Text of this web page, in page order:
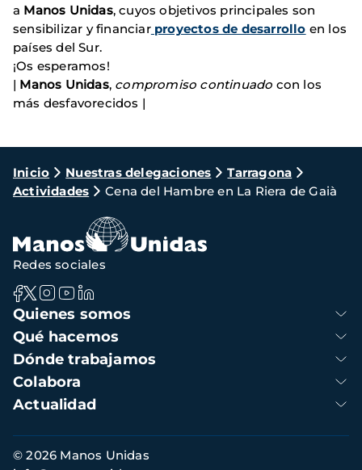
a Manos Unidas, cuyos objetivos principales son
sensibilizar y financiarproyectos de desarrollo en los
países del Sur.
¡Os esperamos!
| Manos Unidas, compromiso continuado con los
más desfavorecidos |
Ruta
de
navegación
Inicio Nuestras delegaciones
Tarragona
Actividades
Cena del Hambre en La Riera de Gaià
Navegación
principal
Quienes somos
Qué hacemos
Dónde trabajamos
Colabora
Actualidad
Redes sociales
Información
© 2026 Manos Unidas